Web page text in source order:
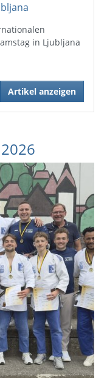
in Ljubljana
Artikel anzeigen